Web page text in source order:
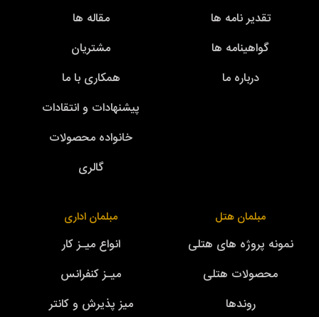
تقدیر نامه ها
گواهینامه ها
درباره ما
مقاله ها
مشتریان
همکاری با ما
پیشنهادات و انتقادات
خانواده محصولات
گالری
مبلمان هتل
نمونه پروژه های هتلی
محصولات هتلی
روندها
مبلمان اداری
انواع میـز کار
میـز کنفرانس
میز پذیرش و کانتر